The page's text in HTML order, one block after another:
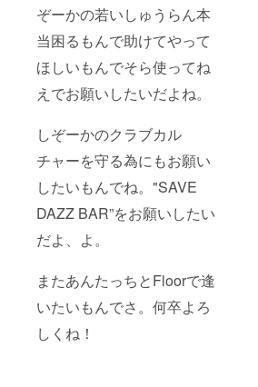
ぞーかの若いしゅうらん本
当困るもんで助けてやって
ほしいもんでそら使ってね
えでお願いしたいだよね。
しぞーかのクラブカル
チャーを守る為にもお願い
したいもんでね。"SAVE
DAZZ BAR”をお願いしたい
だよ、よ。
またあんたっちとFloorで逢
いたいもんでさ。何卒よろ
しくね！